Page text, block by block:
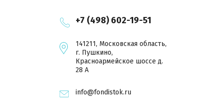
+7 (498) 602-19-51
141211, Московская область,
г. Пушкино,
Красноармейское шоссе д.
28 А
info@fondistok.ru